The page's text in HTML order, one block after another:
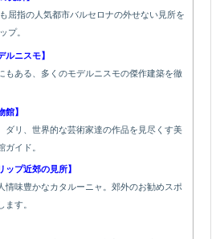
屈指の人気都市バルセロナの外せない見所を
プ。
ルニスモ】
もある、多くのモデルニスモの傑作建築を徹
館】
ダリ、世界的な芸術家達の作品を見尽くす美
ガイド。
ップ近郊の見所】
情味豊かなカタルーニャ。郊外のお勧めスポ
ます。